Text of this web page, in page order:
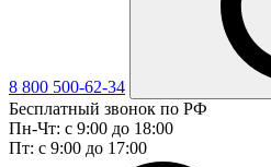
8 800 500-62-34
Бесплатный звонок по РФ
Пн-Чт: с 9:00 до 18:00
Пт: с 9:00 до 17:00